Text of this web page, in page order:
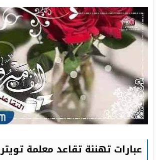
عبارات تهنئة تقاعد معلمة تويتر